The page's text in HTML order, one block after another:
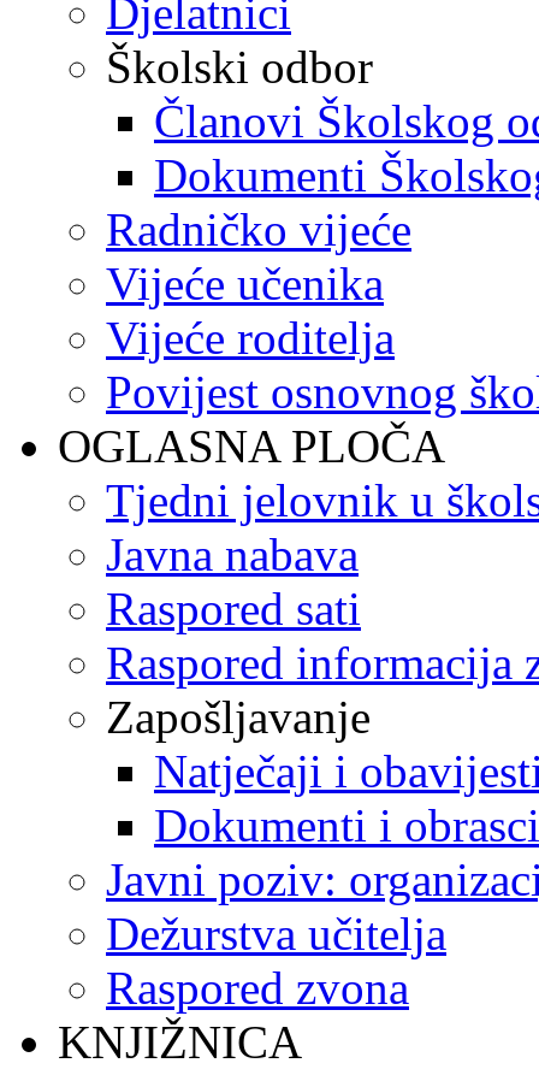
Djelatnici
Školski odbor
Članovi Školskog
Dokumenti
Radničko vijeće
Vijeće učenika
Vijeće roditelja
Povijest osnovnog
OGLASNA PLOČA
Tjedni jelovnik u
Javna nabava
Raspored sati
Raspored informacija
Zapošljavanje
Natječaji i
Dokumenti i obrasci
Javni poziv:
Dežurstva učitelja
Raspored zvona
KNJIŽNICA